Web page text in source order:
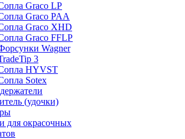
Graco LP
Graco PAA
Graco XHD
Graco FFLP
Wagner
3
HYVST
Sotex
(удочки)
для окрасочных